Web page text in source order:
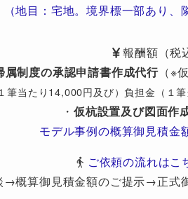
地目：宅地。境界標一部あり、
報酬額（税
属制度の承認申請書作成代行 （※
筆当たり14,000円及び）負担金（１
・ 仮杭設置及び図面作
モデル事例の概算御見積金
ご依頼の流れはこ
→概算御見積金額のご提示→正式